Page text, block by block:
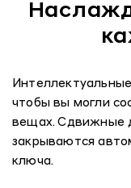
чтобы вы могли
вещах. Сдвижные
закрываются
ключа.